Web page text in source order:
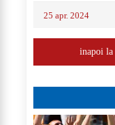
25 apr. 2024
inapoi la